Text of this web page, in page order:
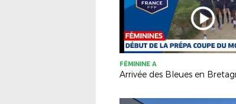
FÉMININE A
Arrivée des Bleues en